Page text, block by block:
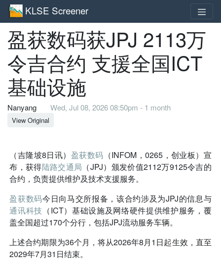
KLSE Screener
盈获数码获JPJ 2113万
令吉合约 支援全国ICT
基础设施
Nanyang Wed, Jul 08, 2026 08:50pm - 1 month
View Original
（吉隆坡8日讯） 盈获数码 （INFOM，0265，创业板）宣
布，获得陆路交通局 （JPJ）颁发价值2112万9125令吉的
合约，负责提供维护及技术支援服务。
盈获数码今日向马交所报备，该合约涉及为JPJ的信息与
通讯科技 （ICT）基础设施及网络硬件提供维护服务，覆
盖全国超过170个分行，包括JPJ流动服务车辆。
上述合约期限为36个月，将从2026年8月1日起生效，直至
2029年7月31日结束。